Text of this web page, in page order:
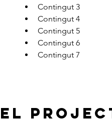
Contingut 3
Contingut 4
Contingut 5
Contingut 6
Contingut 7
EL